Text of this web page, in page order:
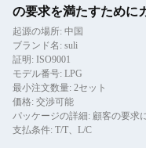
の要求を満たすために
起源の場所: 中国
ブランド名: suli
証明: ISO9001
モデル番号: LPG
最小注文数量: 2セット
価格: 交渉可能
パッケージの詳細: 顧客の要求
支払条件: T/T、L/C